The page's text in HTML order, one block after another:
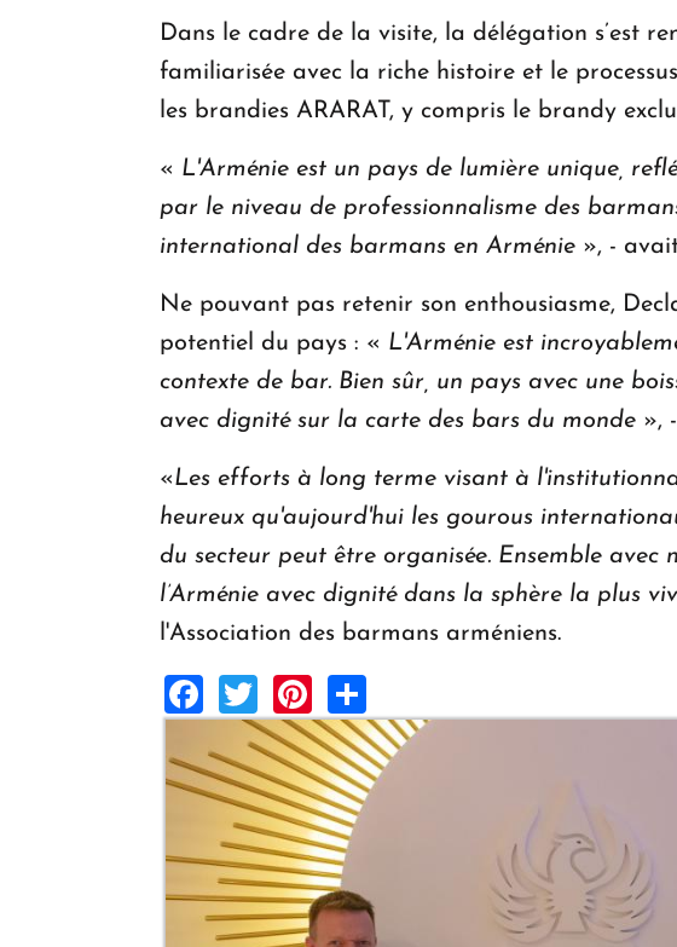
Dans le cadre de la visite, la délégation s’est
familiarisée avec la riche histoire et le
les brandies ARARAT, y compris le brandy
« L'Arménie est un pays de lumière unique,
par le niveau de professionnalisme des
international des barmans en Arménie », -
Ne pouvant pas retenir son enthousiasme,
potentiel du pays : « L'Arménie est
contexte de bar. Bien sûr, un pays avec une
avec dignité sur la carte des bars du monde »,
«Les efforts à long terme visant à
heureux qu'aujourd'hui les gourous
du secteur peut être organisée. Ensemble
l’Arménie avec dignité dans la sphère la plus
l'Association des barmans arméniens.
Facebook
TwitterPinterest